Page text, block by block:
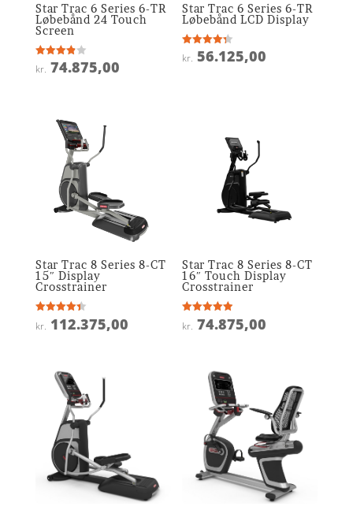
Star Trac 6 Series 6-TR
Løbebånd 24 Touch
Screen
Vurderet
3.9
kr. 74.875,00
Star Trac 6 Series 6-TR
Løbebånd LCD Display
Vurderet
4.3
kr. 56.125,00
Star Trac 8 Series 8-CT
15″ Display
Crosstrainer
Vurderet
4.4
kr. 112.375,00
Star Trac 8 Series 8-CT
16″ Touch Display
Crosstrainer
Vurderet
4.9
kr. 74.875,00